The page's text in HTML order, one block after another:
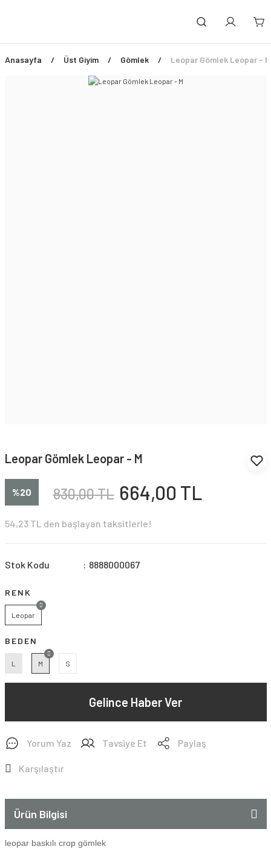
Anasayfa Üst Giyim Gömlek Leopar Gömlek Leopar - M
Leopar Gömlek Leopar - M
%20 830,00 TL 664,00 TL
54,23 TL den başlayan taksitlerle!
Stok Kodu 8888000067
RENK
Leopar
BEDEN
L M S
Gelince Haber Ver
Yorum Yaz Tavsiye Et Paylaş
Karşılaştır
Ürün Bilgisi
leopar baskılı crop gömlek